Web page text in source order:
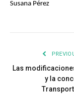
Susana Pérez
Las
y la